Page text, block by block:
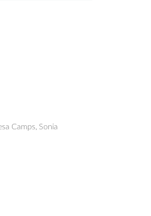
Camps, Sonia